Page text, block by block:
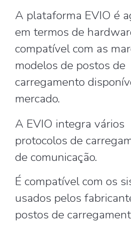
A plataforma EVIO é
em termos de
compatível com as
modelos de postos de
carregamento
mercado.
A EVIO integra vários
protocolos de
de comunicação.
É compatível com os
usados pelos
postos de